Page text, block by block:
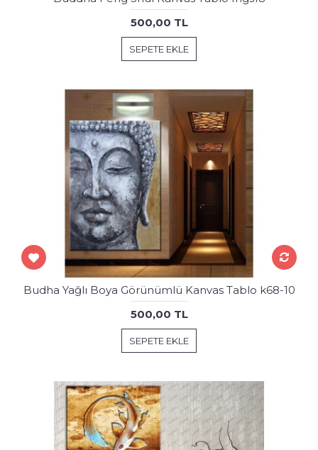
500,00 TL
SEPETE EKLE
Budha Yağlı Boya Görünümlü Kanvas Tablo k68-10
500,00 TL
SEPETE EKLE